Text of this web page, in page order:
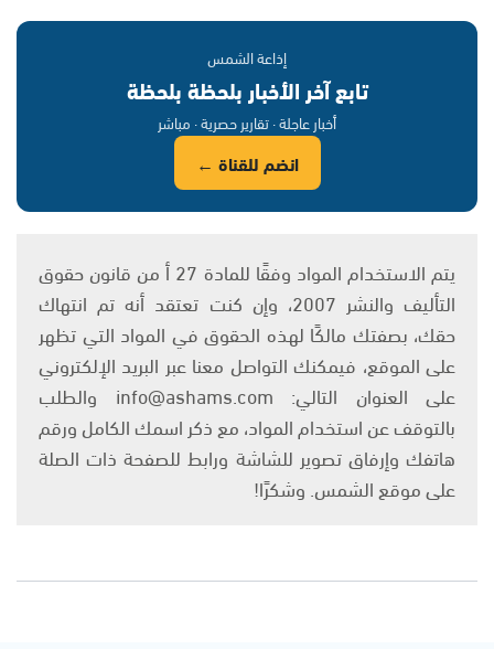
إذاعة الشمس
تابع آخر الأخبار بلحظة بلحظة
أخبار عاجلة · تقارير حصرية · مباشر
انضم للقناة ←
يتم الاستخدام المواد وفقًا للمادة 27 أ من قانون حقوق
التأليف والنشر 2007، وإن كنت تعتقد أنه تم انتهاك
حقك، بصفتك مالكًا لهذه الحقوق في المواد التي تظهر
على الموقع، فيمكنك التواصل معنا عبر البريد الإلكتروني
على العنوان التالي: info@ashams.com والطلب
بالتوقف عن استخدام المواد، مع ذكر اسمك الكامل ورقم
هاتفك وإرفاق تصوير للشاشة ورابط للصفحة ذات الصلة
على موقع الشمس. وشكرًا!